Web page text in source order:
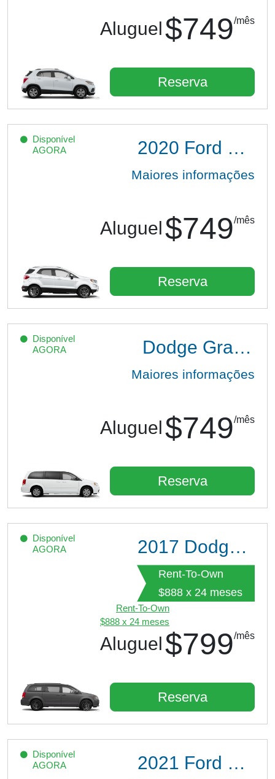
Aluguel $749/mês
Reserva
Disponível
AGORA
2020 Ford EcoSport
Maiores informações
Aluguel $749/mês
Reserva
Disponível
AGORA
Dodge Grand Caravan
Maiores informações
Aluguel $749/mês
Reserva
Disponível
AGORA
2017 Dodge Grand Caravan GT
Rent-To-Own
$888 x 24 meses
Rent-To-Own
$888 x 24 meses
Aluguel $799/mês
Reserva
Disponível
AGORA
2021 Ford F150 XL Ext Cab